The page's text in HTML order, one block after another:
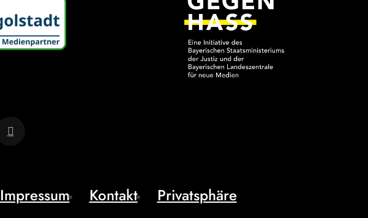
Impressum Kontakt Privatsphäre